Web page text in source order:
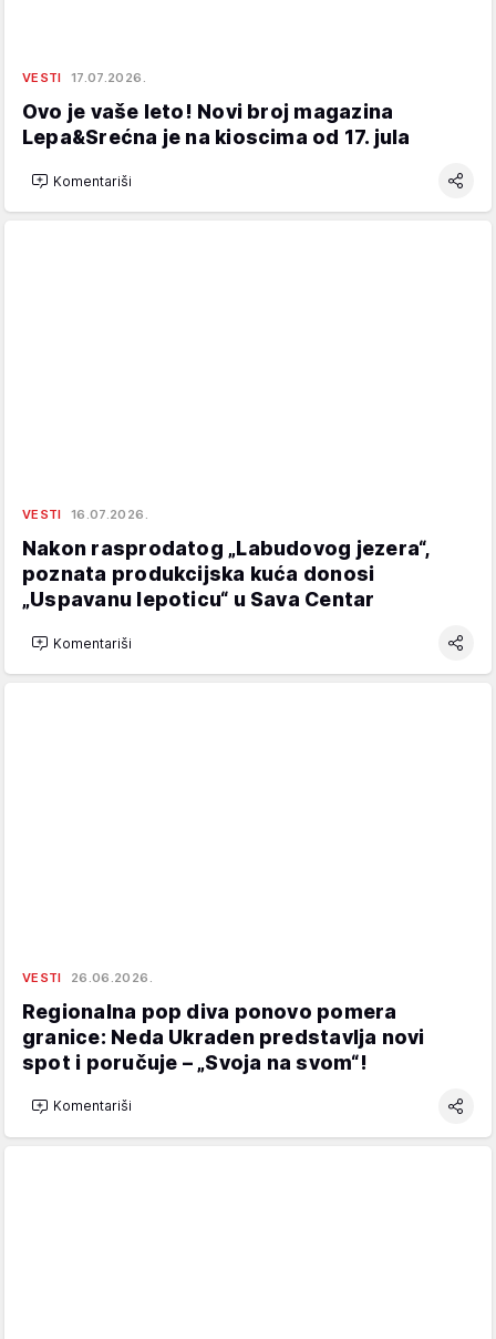
VESTI 17.07.2026.
Ovo je vaše leto! Novi broj magazina
Lepa&Srećna je na kioscima od 17. jula
Komentariši
VESTI 16.07.2026.
Nakon rasprodatog „Labudovog jezera“,
poznata produkcijska kuća donosi
„Uspavanu lepoticu“ u Sava Centar
Komentariši
VESTI 26.06.2026.
Regionalna pop diva ponovo pomera
granice: Neda Ukraden predstavlja novi
spot i poručuje – „Svoja na svom“!
Komentariši